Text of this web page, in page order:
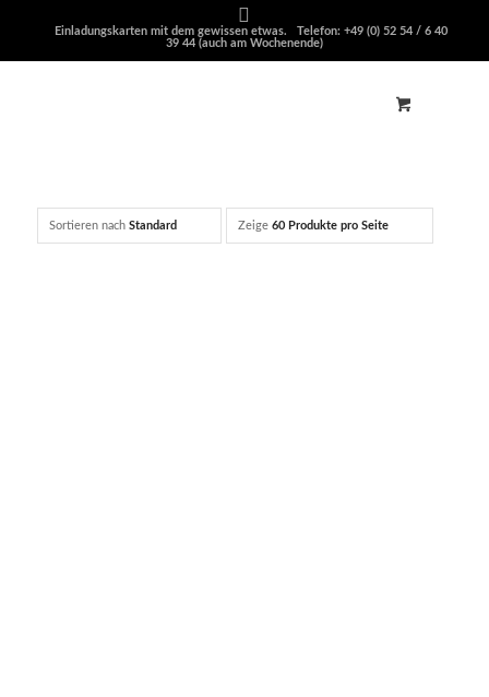
Einladungskarten mit dem gewissen etwas. Telefon: +49 (0) 52 54 / 6 40
39 44 (auch am Wochenende)
Sortieren nach Standard Zeige 60 Produkte pro Seite